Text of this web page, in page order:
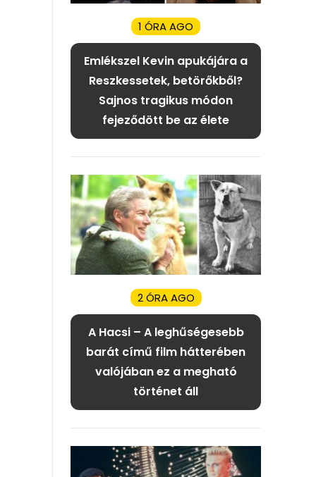
1 ÓRA AGO
Emlékszel Kevin apukájára a
Reszkessetek, betörőkből?
Sajnos tragikus módon
fejeződött be az élete
2 ÓRA AGO
A Hacsi – A leghűségesebb
barát című film hátterében
valójában ez a megható
történet áll